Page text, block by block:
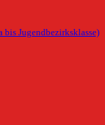
bis Jugendbezirksklasse)